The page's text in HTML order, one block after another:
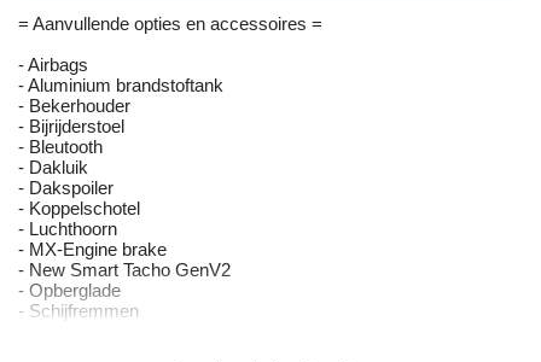
= Aanvullende opties en accessoires =
- Airbags
- Aluminium brandstoftank
- Bekerhouder
- Bijrijderstoel
- Bleutooth
- Dakluik
- Dakspoiler
- Koppelschotel
- Luchthoorn
- MX-Engine brake
- New Smart Tacho GenV2
- Opberglade
- Schijfremmen